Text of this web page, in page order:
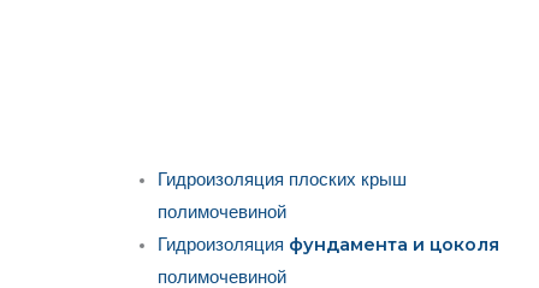
Гидроизоляция плоских крыш
полимочевиной
Гидроизоляция фундамента и цоколя
полимочевиной